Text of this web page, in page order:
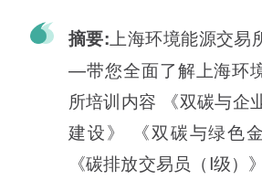
摘要:上海环境能源交易
—带您全面了解上海环
所培训内容 《双碳与企
建设》 《双碳与绿色
《碳排放交易员（I级）